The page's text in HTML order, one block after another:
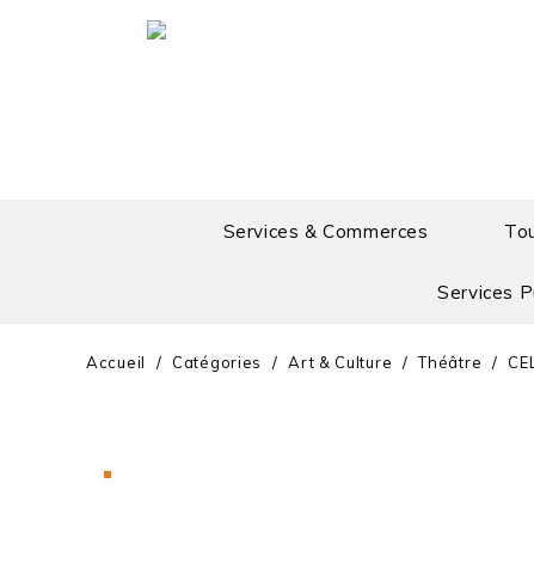
Services & Commerces
Services
Accueil Catégories Art & Culture Théâtre